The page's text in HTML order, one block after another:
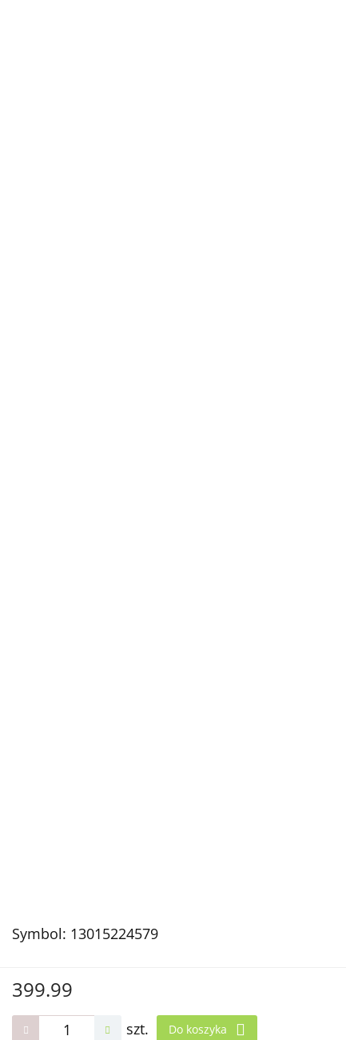
Symbol: 13015224579
399.99
szt. Do koszyka